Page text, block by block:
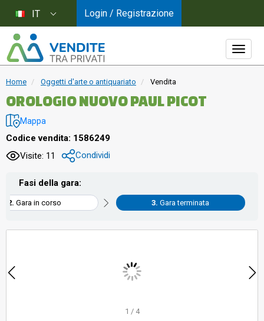
Home Oggetti d'arte o antiquariato Vendita
OROLOGIO NUOVO PAUL PICOT
Mappa
Codice vendita: 1586249
Visite: 11
Condividi
Fasi della gara:
Gara in corso Gara terminata
1 / 4
IT Login / Registrazione